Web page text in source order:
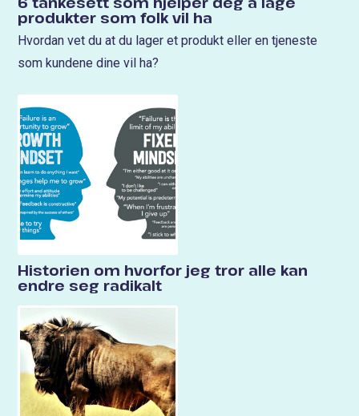
produkter som folk vil ha
Hvordan vet du at du lager et produkt eller en tjeneste
som kundene dine vil ha?
Historien om hvorfor jeg tror alle kan
endre seg radikalt